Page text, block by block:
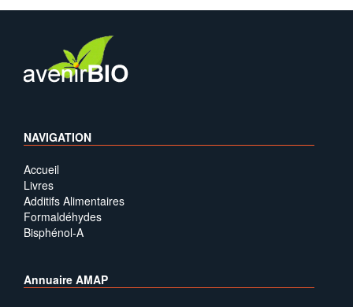
NAVIGATION
Accueil
Livres
Additifs Alimentaires
Formaldéhydes
Bisphénol-A
Annuaire AMAP